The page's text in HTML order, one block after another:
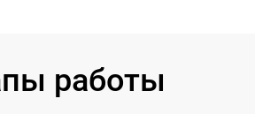
работы